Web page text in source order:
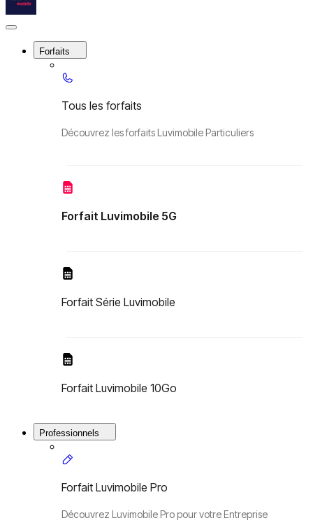
Close
Forfaits
Tous les forfaits
Découvrez les forfaits Luvimobile Particuliers
Forfait Luvimobile 5G
Forfait Série Luvimobile
Forfait Luvimobile 10Go
Professionnels
Forfait Luvimobile Pro
Découvrez Luvimobile Pro pour votre Entreprise